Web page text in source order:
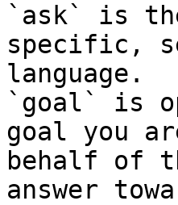
`ask` is
specific,
language.
`goal` is
goal you
behalf of
answer